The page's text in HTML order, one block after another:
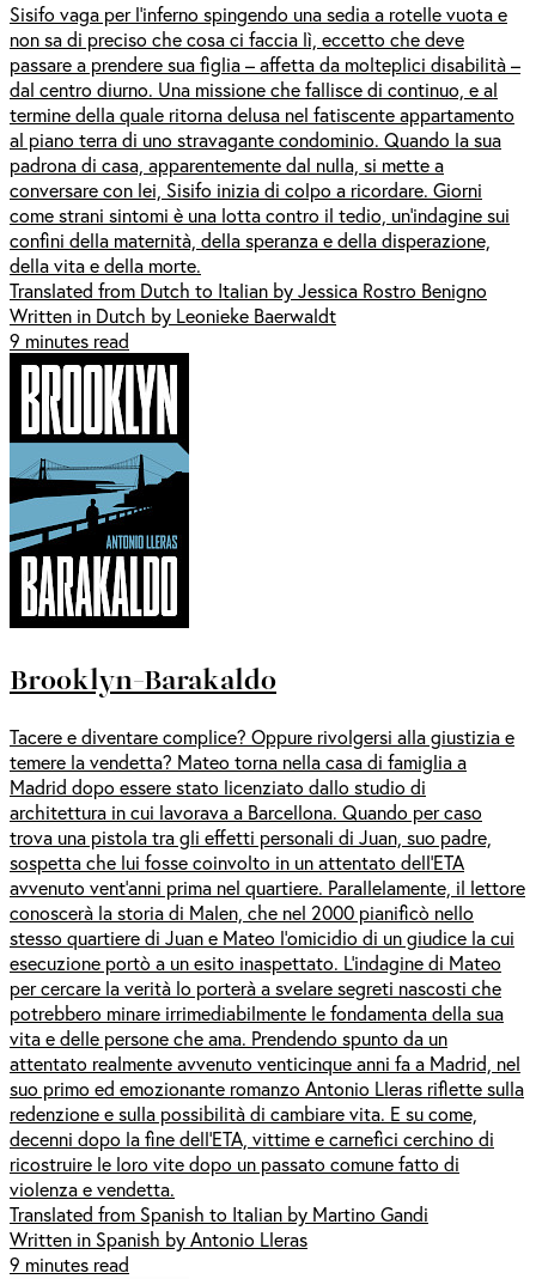
Sisifo vaga per l’inferno spingendo una sedia a rotelle vuota e
non sa di preciso che cosa ci faccia lì, eccetto che deve
passare a prendere sua figlia – affetta da molteplici disabilità –
dal centro diurno. Una missione che fallisce di continuo, e al
termine della quale ritorna delusa nel fatiscente appartamento
al piano terra di uno stravagante condominio. Quando la sua
padrona di casa, apparentemente dal nulla, si mette a
conversare con lei, Sisifo inizia di colpo a ricordare. Giorni
come strani sintomi è una lotta contro il tedio, un’indagine sui
confini della maternità, della speranza e della disperazione,
della vita e della morte.
Translated from Dutch to Italian by Jessica Rostro Benigno
Written in Dutch by Leonieke Baerwaldt
9 minutes read
Brooklyn-Barakaldo
Tacere e diventare complice? Oppure rivolgersi alla giustizia e
temere la vendetta? Mateo torna nella casa di famiglia a
Madrid dopo essere stato licenziato dallo studio di
architettura in cui lavorava a Barcellona. Quando per caso
trova una pistola tra gli effetti personali di Juan, suo padre,
sospetta che lui fosse coinvolto in un attentato dell’ETA
avvenuto vent’anni prima nel quartiere. Parallelamente, il lettore
conoscerà la storia di Malen, che nel 2000 pianificò nello
stesso quartiere di Juan e Mateo l’omicidio di un giudice la cui
esecuzione portò a un esito inaspettato. L’indagine di Mateo
per cercare la verità lo porterà a svelare segreti nascosti che
potrebbero minare irrimediabilmente le fondamenta della sua
vita e delle persone che ama. Prendendo spunto da un
attentato realmente avvenuto venticinque anni fa a Madrid, nel
suo primo ed emozionante romanzo Antonio Lleras riflette sulla
redenzione e sulla possibilità di cambiare vita. E su come,
decenni dopo la fine dell'ETA, vittime e carnefici cerchino di
ricostruire le loro vite dopo un passato comune fatto di
violenza e vendetta.
Translated from Spanish to Italian by Martino Gandi
Written in Spanish by Antonio Lleras
9 minutes read